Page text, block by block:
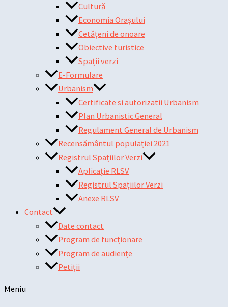
Cultură
Economia Orașului
Cetățeni de onoare
Obiective turistice
Spații verzi
E-Formulare
Urbanism
Certificate si autorizatii Urbanism
Plan Urbanistic General
Regulament General de Urbanism
Recensământul populației 2021
Registrul Spațiilor Verzi
Aplicație RLSV
Registrul Spațiilor Verzi
Anexe RLSV
Contact
Date contact
Program de funcționare
Program de audiențe
Petiții
Meniu